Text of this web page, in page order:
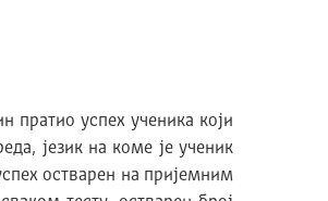
пратио успех ученика који
језик на коме је ученик
остварен на пријемним